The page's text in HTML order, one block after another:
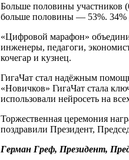
Больше половины участников
больше половины — 53%. 34%
«Цифровой марафон»
инженеры, педагоги,
кочегар и кузнец.
ГигаЧат стал надёжным
«Новичков» ГигаЧат стала
использовали нейросеть на
Торжественная церемония
поздравили Президент,
Герман Греф, Президент,